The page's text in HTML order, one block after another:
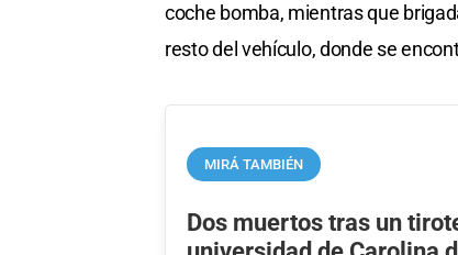
coche bomba, mientras que
resto del vehículo, donde se
MIRÁ TAMBIÉN
Dos muertos tras un